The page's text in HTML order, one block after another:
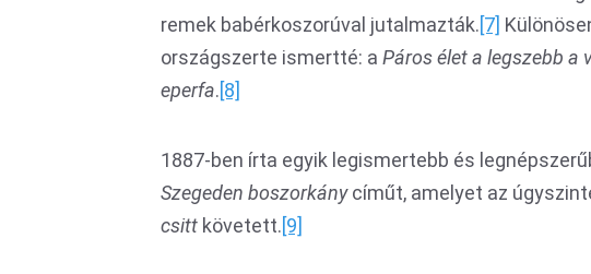
remek babérkoszorúval jutalmazták.[7]
országszerte ismertté: a Páros élet a legszebb a
eperfa.[8]
1887-ben írta egyik legismertebb és
Szegeden boszorkánycíműt, amelyet az
csitt követett.[9]